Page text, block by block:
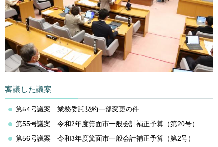
審議した議案
第54号議案 業務委託契約一部変更の件
第55号議案 令和2年度箕面市一般会計補正予算（第20号）
第56号議案 令和3年度箕面市一般会計補正予算（第2号）